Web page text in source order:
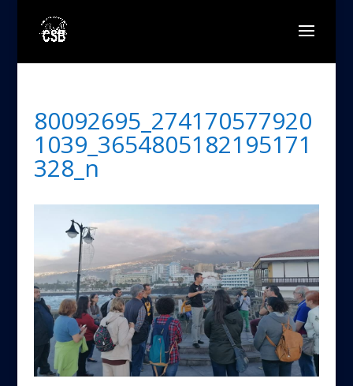
80092695_274170577920
1039_3654805182195171
328_n